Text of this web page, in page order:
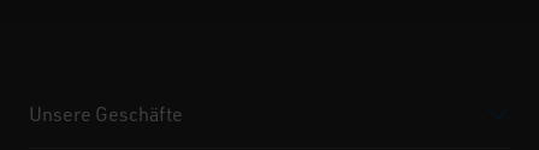
Unsere Geschäfte